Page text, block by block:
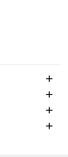



